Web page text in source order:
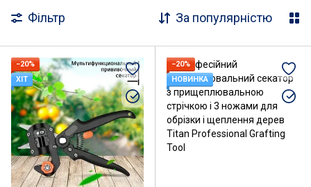
Фільтр За популярністю
−20%
ХІТ
−20%
НОВИНКА